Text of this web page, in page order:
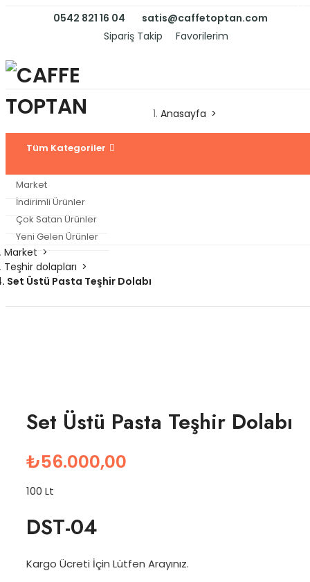
0542 821 16 04
satis@caffetoptan.com
Sipariş Takip
Favorilerim
Tüm Kategoriler
Market
İndirimli Ürünler
Çok Satan Ürünler
Yeni Gelen Ürünler
Anasayfa
Market
Teşhir dolapları
Set Üstü Pasta Teşhir Dolabı
Set Üstü Pasta Teşhir Dolabı
₺56.000,00
100 Lt
DST-04
Kargo Ücreti İçin Lütfen Arayınız.